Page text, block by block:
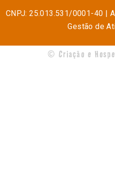
CNPJ: 25.013.531/0001-40 |
Gestão de
© Criação e